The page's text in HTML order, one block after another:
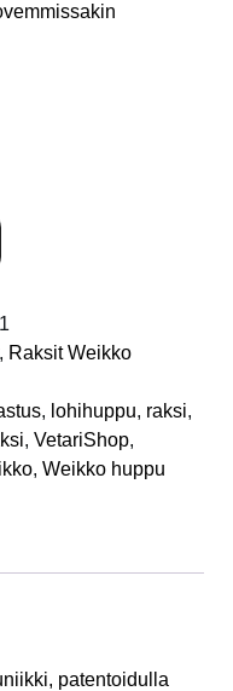
, Raksit Weikko
, lohihuppu, raksi,
, VetariShop,
, Weikko huppu
patentoidulla